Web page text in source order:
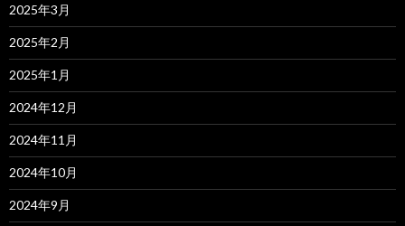
2025年3月
2025年2月
2025年1月
2024年12月
2024年11月
2024年10月
2024年9月